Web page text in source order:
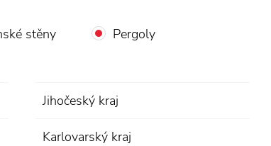
stěny Pergoly
Jihočeský kraj
Karlovarský kraj